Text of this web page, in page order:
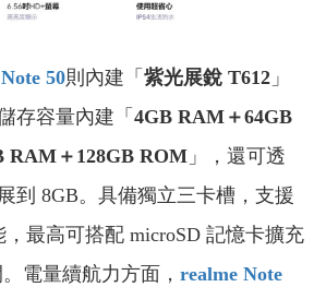
50則內建「 紫光展銳 T612 」
存容量內建「 4GB RAM＋64GB
RAM＋128GB ROM 」，還可透
到 8GB。具備獨立三卡槽，支援
最高可搭配 microSD 記憶卡擴充
電量續航力方面， realme Note